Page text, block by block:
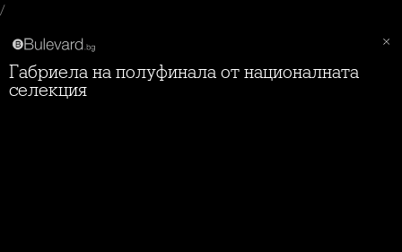
/
Габриела на полуфинала от националната
селекция